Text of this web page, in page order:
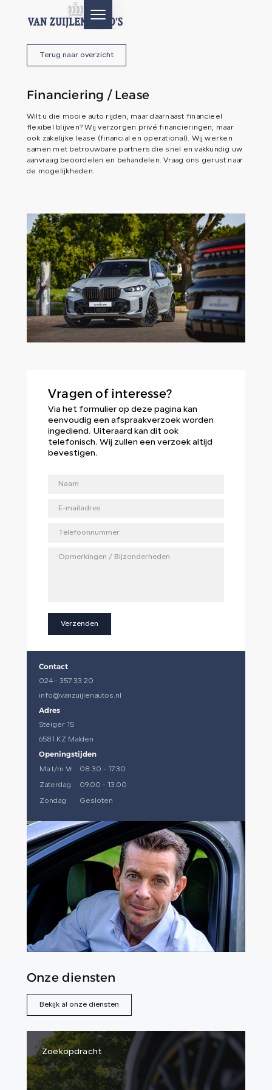
HOME
AANBOD
DIENSTEN
AFTERSALES
CONTACT
Terug naar overzicht
Financiering / Lease
Wilt u die mooie auto rijden, maar daarnaast financieel
flexibel blijven? Wij verzorgen privé financieringen, maar
ook zakelijke lease (financial en operational). Wij werken
samen met betrouwbare partners die snel en vakkundig uw
aanvraag beoordelen en behandelen. Vraag ons gerust naar
de mogelijkheden.
Vragen of interesse?
Via het formulier op deze pagina kan
eenvoudig een afspraakverzoek worden
ingediend. Uiteraard kan dit ook
telefonisch. Wij zullen een verzoek altijd
bevestigen.
Verzenden
Contact
024 - 357 33 20
info@vanzuijlenautos.nl
Adres
Steiger 15
6581 KZ Malden
Openingstijden
Ma t/m Vr 08.30 - 17.30
Zaterdag 09.00 - 13.00
Zondag Gesloten
Onze diensten
Bekijk al onze diensten
Zoekopdracht